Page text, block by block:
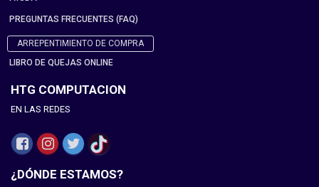
PREGUNTAS FRECUENTES (FAQ)
ARREPENTIMIENTO DE COMPRA
LIBRO DE QUEJAS ONLINE
HTG COMPUTACION
EN LAS REDES
¿DÓNDE ESTAMOS?